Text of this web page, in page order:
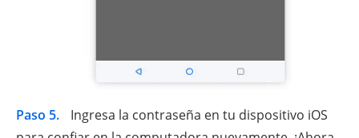
Paso 5.
Ingresa la contraseña en tu dispositivo iOS